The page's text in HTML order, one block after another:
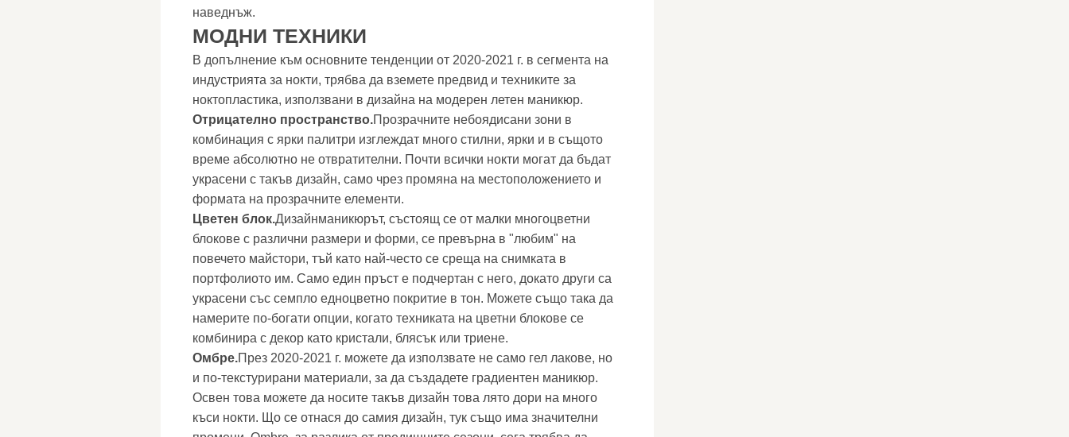
наведнъж.
МОДНИ ТЕХНИКИ
В допълнение към основните тенденции от 2020-2021 г. в сегмента на
индустрията за нокти, трябва да вземете предвид и техниките за
ноктопластика, използвани в дизайна на модерен летен маникюр.
Отрицателно пространство.Прозрачните небоядисани зони в
комбинация с ярки палитри изглеждат много стилни, ярки и в същото
време абсолютно не отвратителни. Почти всички нокти могат да бъдат
украсени с такъв дизайн, само чрез промяна на местоположението и
формата на прозрачните елементи.
Цветен блок.Дизайнманикюрът, състоящ се от малки многоцветни
блокове с различни размери и форми, се превърна в "любим" на
повечето майстори, тъй като най-често се среща на снимката в
портфолиото им. Само един пръст е подчертан с него, докато други са
украсени със семпло едноцветно покритие в тон. Можете също така да
намерите по-богати опции, когато техниката на цветни блокове се
комбинира с декор като кристали, блясък или триене.
Омбре.През 2020-2021 г. можете да използвате не само гел лакове, но
и по-текстурирани материали, за да създадете градиентен маникюр.
Освен това можете да носите такъв дизайн това лято дори на много
къси нокти. Що се отнася до самия дизайн, тук също има значителни